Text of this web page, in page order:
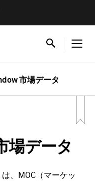
市場データ
場データ
、MOC（マーケッ